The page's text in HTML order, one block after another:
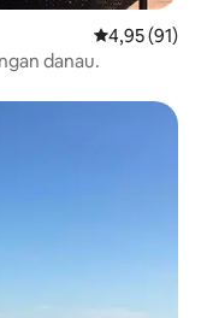
Nilai rata-rata
4,95 (91)
danau.